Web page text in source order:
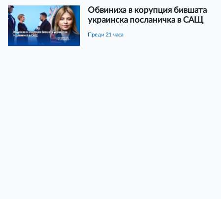
Обвиниха в корупция бившата
украинска посланичка в САЩ
преди 21 часа